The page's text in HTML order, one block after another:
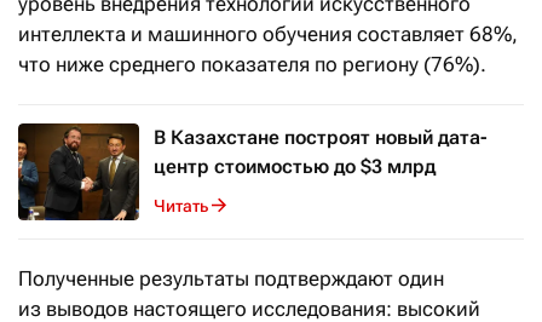
интеллекта и машинного обучения составляет 68%,
что ниже среднего показателя по региону (76%).
В Казахстане построят новый дата-
центр стоимостью до $3 млрд
Читать
Полученные результаты подтверждают один
из выводов настоящего исследования: высокий